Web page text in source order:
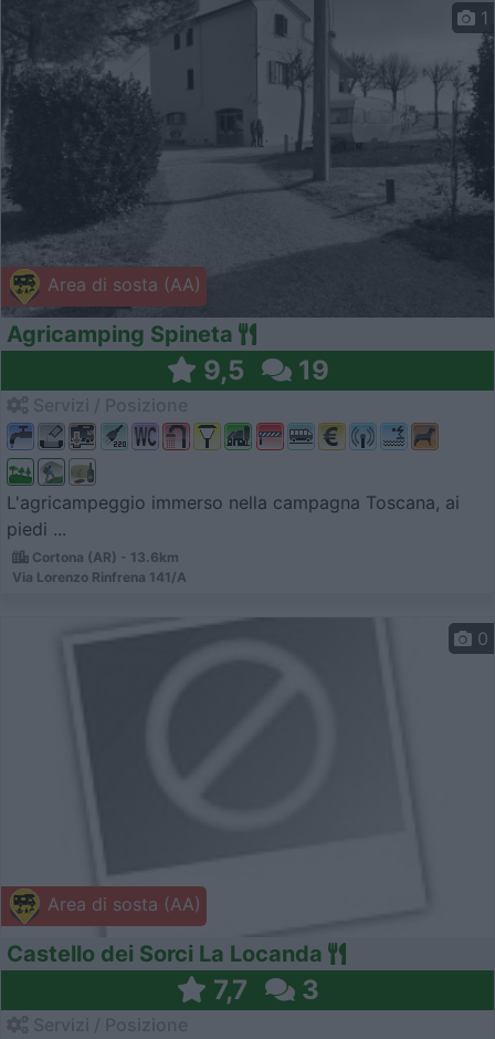
Area di sosta (AA)
1
Agricamping Spineta
9,5 19
L'agricampeggio immerso nella campagna Toscana, ai
piedi ...
Cortona (AR) - 13.6km
Via Lorenzo Rinfrena 141/A
Area di sosta (AA)
0
Castello dei Sorci La Locanda
7,7 3